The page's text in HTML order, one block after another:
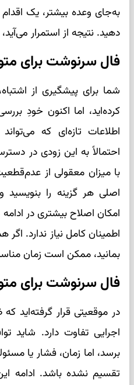
به‌جای وعده بیشتر، یک
دهید. نتیجه از استمرار
فال سرنوشت برای
شما برای پیشگیری از
کرده‌اید، اما اکنون خودِ
اطلاعات تازه‌ای که
احتمالاً به این زودی در
با میزان معقولی از
اصلی هر گزینه را بنویسید
امکان اصلاح بیشتری در
اطمینان کامل نیاز ندارد.
بمانید، ممکن است زمان
فال سرنوشت برای
در موقعیتی قرار گرفته‌اید
اجرایی تفاوت دارد. شاید
برسد، اما زمان، فشار یا
تقسیم نشده باشد. ادامه